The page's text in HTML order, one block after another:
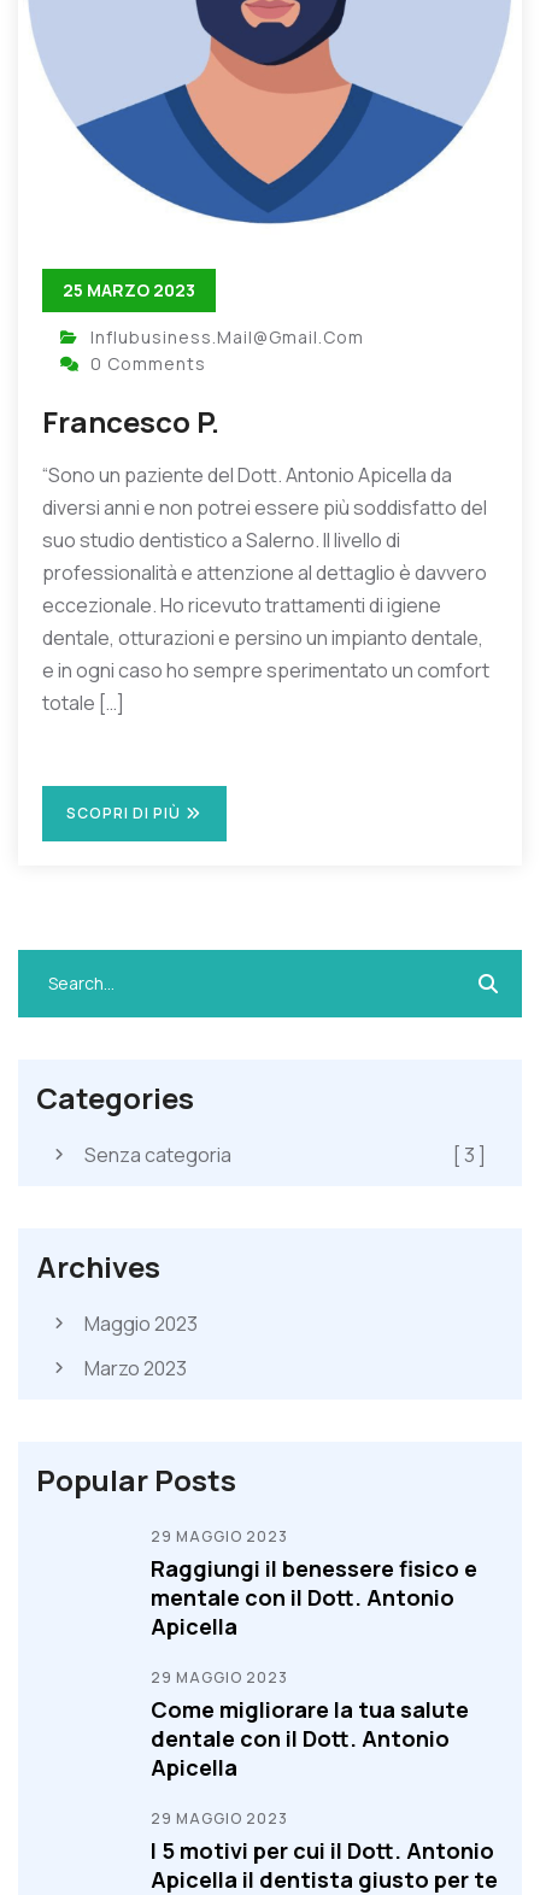
25 MARZO 2023
Influbusiness.mail@gmail.com
0 Comments
Francesco P.
“Sono un paziente del Dott. Antonio Apicella da
diversi anni e non potrei essere più soddisfatto del
suo studio dentistico a Salerno. Il livello di
professionalità e attenzione al dettaglio è davvero
eccezionale. Ho ricevuto trattamenti di igiene
dentale, otturazioni e persino un impianto dentale,
e in ogni caso ho sempre sperimentato un comfort
totale […]
SCOPRI DI PIÙ
Categories
Senza categoria [ 3 ]
Archives
Maggio 2023
Marzo 2023
Popular Posts
29 MAGGIO 2023
Raggiungi il benessere fisico e
mentale con il Dott. Antonio
Apicella
29 MAGGIO 2023
Come migliorare la tua salute
dentale con il Dott. Antonio
Apicella
29 MAGGIO 2023
I 5 motivi per cui il Dott. Antonio
Apicella il dentista giusto per te